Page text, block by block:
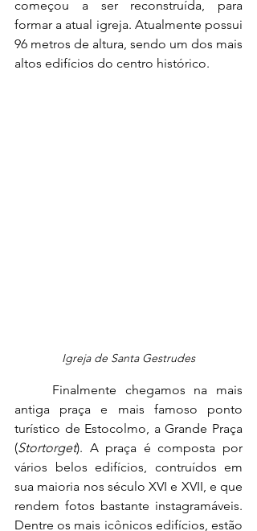
começou a ser reconstruída, para
formar a atual igreja. Atualmente possui
96 metros de altura, sendo um dos mais
altos edifícios do centro histórico.
Igreja de Santa Gestrudes
Finalmente chegamos na mais
antiga praça e mais famoso ponto
turístico de Estocolmo, a Grande Praça
(Stortorget). A praça é composta por
vários belos edifícios, contruídos em
sua maioria nos século XVI e XVII, e que
rendem fotos bastante instagramáveis.
Dentre os mais icônicos edifícios, estão